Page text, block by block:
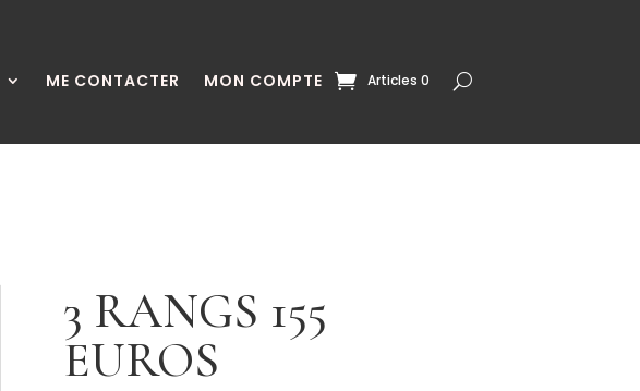
ME CONTACTER MON COMPTE Articles 0
3 RANGS 155
EUROS